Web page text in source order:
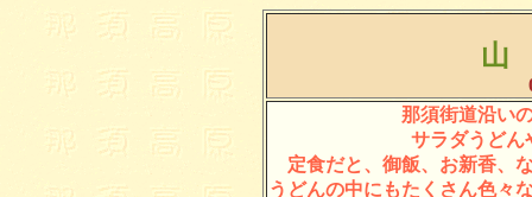
山
那須街道沿い
サラダうどん
定食だと、御飯、お新香、
うどんの中にもたくさん色々